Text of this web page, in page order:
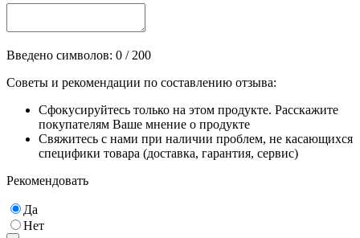
Введено символов: 0 / 200
Советы и рекомендации по составлению отзыва:
Сфокусируйтесь только на этом продукте. Расскажите
покупателям Ваше мнение о продукте
Свяжитесь с нами при наличии проблем, не касающихся
специфики товара (доставка, гарантия, сервис)
Рекомендовать
Да
Нет